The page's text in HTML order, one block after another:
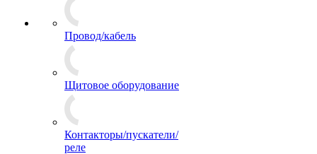
Провод/кабель
Щитовое оборудование
Контакторы/пускатели/
реле